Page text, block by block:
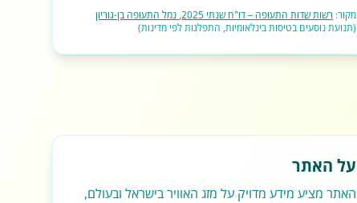
מקור: רשות שדות התעופה – דו"ח שנתי 2025, נמל התעופה בן-גוריון
(תנועת נוסעים בטיסות בינלאומיות, התפלגות לפי מדינות)
על האתר
האתר מציע מידע מדויק על מזג האוויר בישראל ובעולם,